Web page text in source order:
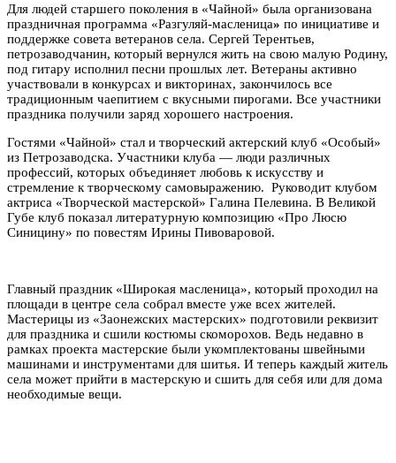
Для людей старшего поколения в «Чайной» была организована
праздничная программа «Разгуляй-масленица» по инициативе и
поддержке совета ветеранов села. Сергей Терентьев,
петрозаводчанин, который вернулся жить на свою малую Родину,
под гитару исполнил песни прошлых лет. Ветераны активно
участвовали в конкурсах и викторинах, закончилось все
традиционным чаепитием с вкусными пирогами. Все участники
праздника получили заряд хорошего настроения.
Гостями «Чайной» стал и творческий актерский клуб «Особый»
из Петрозаводска. Участники клуба — люди различных
профессий, которых объединяет любовь к искусству и
стремление к творческому самовыражению. Руководит клубом
актриса «Творческой мастерской» Галина Пелевина. В Великой
Губе клуб показал литературную композицию «Про Люсю
Синицину» по повестям Ирины Пивоваровой.
Главный праздник «Широкая масленица», который проходил на
площади в центре села собрал вместе уже всех жителей.
Мастерицы из «Заонежских мастерских» подготовили реквизит
для праздника и сшили костюмы скоморохов. Ведь недавно в
рамках проекта мастерские были укомплектованы швейными
машинами и инструментами для шитья. И теперь каждый житель
села может прийти в мастерскую и сшить для себя или для дома
необходимые вещи.